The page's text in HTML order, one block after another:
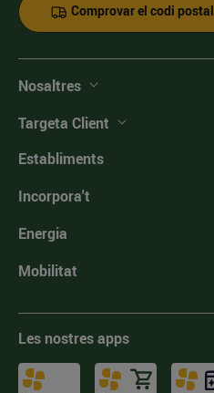
Comprovar el codi postal
Nosaltres
Targeta Client
Establiments
Incorpora't
Energia
Mobilitat
Les nostres apps